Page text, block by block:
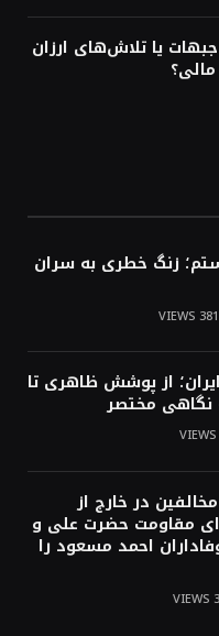
یا تلاش‌های ارزان
زنگ خطری به سران
381
VIEWS
از پوشش ظاهری تا
نگاهی مختصر
VIEWS
در خارج از
مقاومت حضرت علی و
احمد مسعود را
VIEWS